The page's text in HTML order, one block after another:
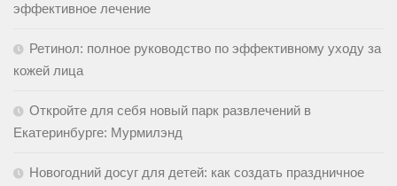
эффективное лечение
Ретинол: полное руководство по эффективному уходу за
кожей лица
Откройте для себя новый парк развлечений в
Екатеринбурге: Мурмилэнд
Новогодний досуг для детей: как создать праздничное